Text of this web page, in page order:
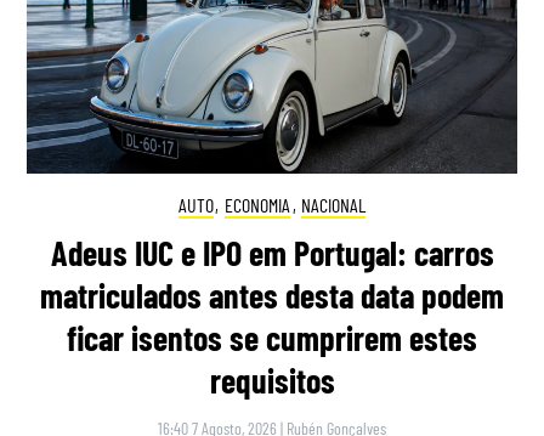
AUTO, ECONOMIA , NACIONAL
Adeus IUC e IPO em Portugal: carros
matriculados antes desta data podem
ficar isentos se cumprirem estes
requisitos
16:40 7 Agosto, 2026 | Rubén Gonçalves